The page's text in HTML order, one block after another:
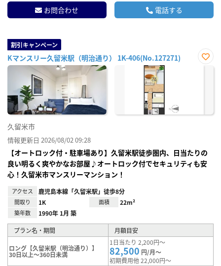
お問合わせ 電話する
割引キャンペーン
Kマンスリー久留米駅（明治通り） 1K-406(No.127271)
お気
久留米市
情報更新日 2026/08/02 09:28
【オートロック付・駐車場あり】久留米駅徒歩圏内、日当たりの
良い明るく爽やかなお部屋♪オートロック付でセキュリティも安
心！久留米市マンスリーマンション！
アクセス 鹿児島本線「久留米駅」徒歩8分
間取り 1K 面積 22m²
築年数 1990年 1月 築
プラン名・期間 月額目安
ロング【久留米駅（明治通り）】
30日以上～360日未満
1日当たり 2,200円～
82,500 円/月～
初期費用他 22,000円～